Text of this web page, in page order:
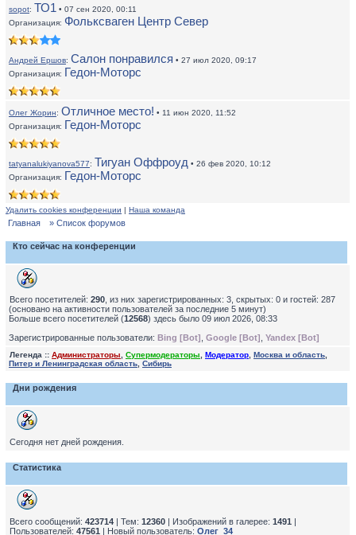
sopot: ТО1 • 07 сен 2020, 00:11
Организация: Фольксваген Центр Север
Андрей Ершов: Салон понравился • 27 июл 2020, 09:17
Организация: Гедон-Моторс
Олег Жорин: Отличное место! • 11 июн 2020, 11:52
Организация: Гедон-Моторс
tatyanalukiyanova577: Тигуан Оффроуд • 26 фев 2020, 10:12
Организация: Гедон-Моторс
Удалить cookies конференции | Наша команда
Главная » Список форумов
Кто сейчас на конференции
Всего посетителей: 290 , из них зарегистрированных: 3, скрытых: 0 и гостей: 287
(основано на активности пользователей за последние 5 минут)
Больше всего посетителей (12568) здесь было 09 июл 2026, 08:33
Зарегистрированные пользователи: Bing [Bot] Google [Bot] Yandex [Bot]
Легенда :: Администраторы Супермодераторы Модератор Москва и область
Питер и Ленинградская область Сибирь
Дни рождения
Сегодня нет дней рождения.
Статистика
Всего сообщений: 423714 | Тем: 12360 | Изображений в галерее: 1491 |
Пользователей: 47561 | Новый пользователь: Олег_34